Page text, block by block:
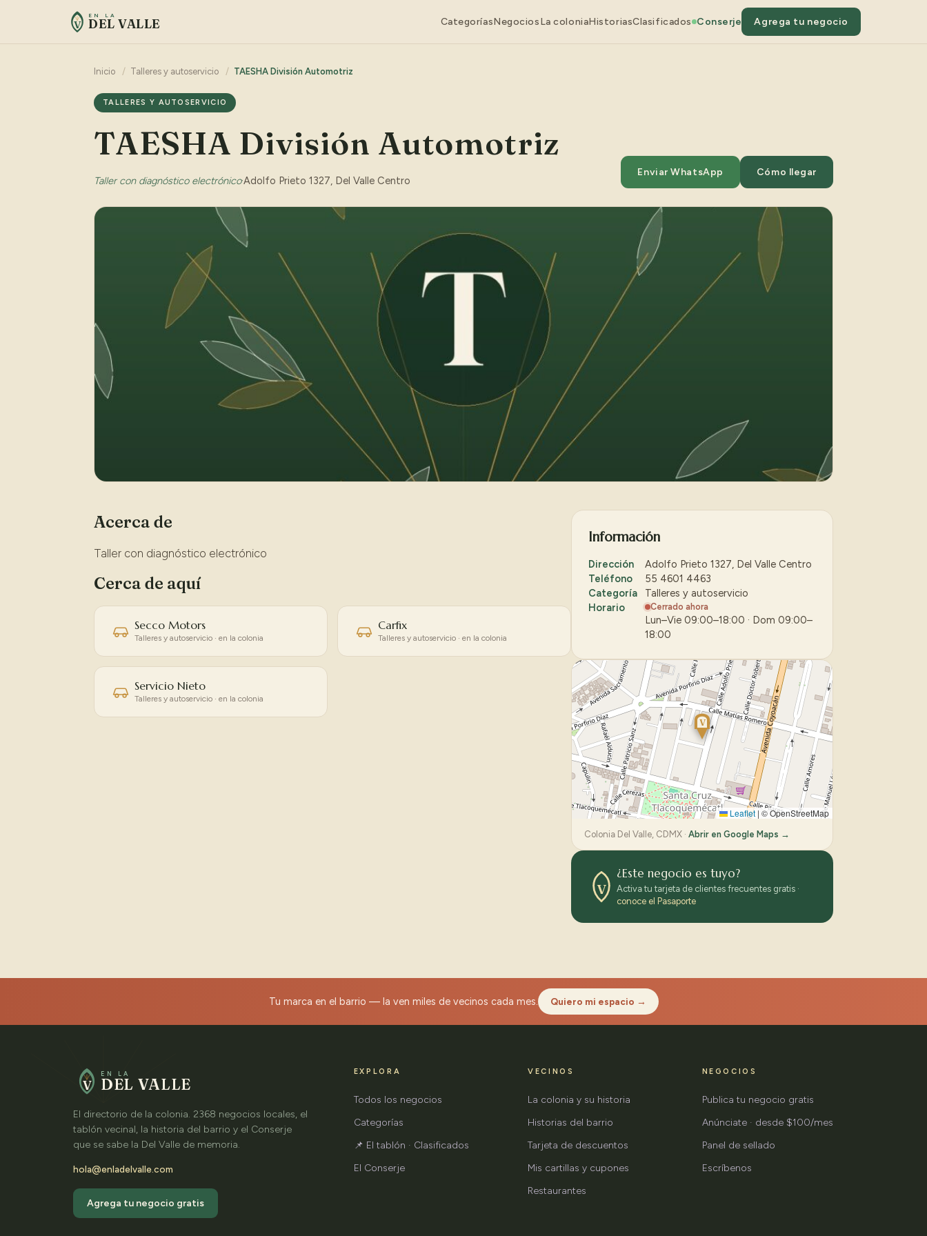
V
EN LA
DEL VALLE CategoríasNegociosLa coloniaHistoriasClasificados Conserje Agrega tu negocio
Inicio / Talleres y autoservicio / TAESHA División Automotriz
TALLERES Y AUTOSERVICIO
TAESHA División Automotriz
Taller con diagnóstico electrónico·Adolfo Prieto 1327, Del Valle Centro
Enviar WhatsApp Cómo llegar
Acerca de
Taller con diagnóstico electrónico
Cerca de aquí
Secco Motors
Talleres y autoservicio · en la colonia
Carfix
Talleres y autoservicio · en la colonia
Servicio Nieto
Talleres y autoservicio · en la colonia
Información
Dirección
Adolfo Prieto 1327, Del Valle Centro
Teléfono
55 4601 4463
Categoría
Talleres y autoservicio
Horario
Cerrado ahora
Lun–Vie 09:00–18:00 · Dom 09:00–
18:00
V
Leaflet | © OpenStreetMap
Colonia Del Valle, CDMX · Abrir en Google Maps →
V
¿Este negocio es tuyo?
Activa tu tarjeta de clientes frecuentes gratis ·
conoce el Pasaporte
Tu marca en el barrio — la ven miles de vecinos cada mes. Quiero mi espacio →
V
EN LA
DEL VALLE
El directorio de la colonia. 2368 negocios locales, el
tablón vecinal, la historia del barrio y el Conserje
que se sabe la Del Valle de memoria.
hola@enladelvalle.com
Agrega tu negocio gratis
EXPLORA
Todos los negocios
Categorías
📌 El tablón · Clasificados
El Conserje
VECINOS
La colonia y su historia
Historias del barrio
Tarjeta de descuentos
Mis cartillas y cupones
Restaurantes
NEGOCIOS
Publica tu negocio gratis
Anúnciate · desde $100/mes
Panel de sellado
Escríbenos